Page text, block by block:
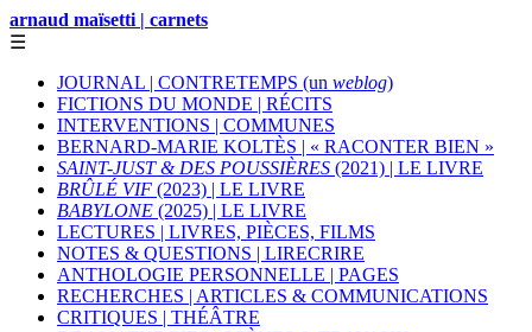
arnaud maïsetti | carnets
☰
JOURNAL | CONTRETEMPS (un weblog)
FICTIONS DU MONDE | RÉCITS
INTERVENTIONS | COMMUNES
BERNARD-MARIE KOLTÈS | « RACONTER BIEN »
SAINT-JUST & DES POUSSIÈRES (2021) | LE LIVRE
BRÛLÉ VIF (2023) | LE LIVRE
BABYLONE (2025) | LE LIVRE
LECTURES | LIVRES, PIÈCES, FILMS
NOTES & QUESTIONS | LIRECRIRE
ANTHOLOGIE PERSONNELLE | PAGES
RECHERCHES | ARTICLES & COMMUNICATIONS
CRITIQUES | THÉÂTRE